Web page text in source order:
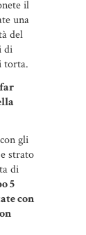
il
una
del
di
torta.
gli
strato
di
5
con